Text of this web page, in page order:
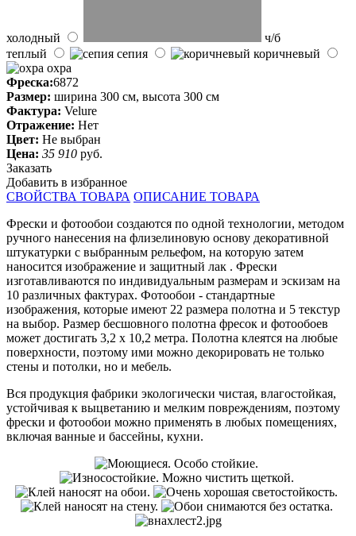
холодный
ч/б
теплый
сепия
коричневый
охра
Фреска:6872
Размер: ширина 300 см, высота 300 см
Фактура: Velure
Отражение: Нет
Цвет: Не выбран
Цена: 35 910 руб.
Заказать
Добавить в избранное
СВОЙСТВА ТОВАРА ОПИСАНИЕ ТОВАРА
Фрески и фотообои создаются по одной технологии, методом
ручного нанесения на флизелиновую основу декоративной
штукатурки с выбранным рельефом, на которую затем
наносится изображение и защитный лак . Фрески
изготавливаются по индивидуальным размерам и эскизам на
10 различных фактурах. Фотообои - стандартные
изображения, которые имеют 22 размера полотна и 5 текстур
на выбор. Размер бесшовного полотна фресок и фотообоев
может достигать 3,2 х 10,2 метра. Полотна клеятся на любые
поверхности, поэтому ими можно декорировать не только
стены и потолки, но и мебель.
Вся продукция фабрики экологически чистая, влагостойкая,
устойчивая к выцветанию и мелким повреждениям, поэтому
фрески и фотообои можно применять в любых помещениях,
включая ванные и бассейны, кухни.